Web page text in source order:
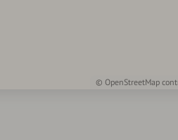
© OpenStreetMap